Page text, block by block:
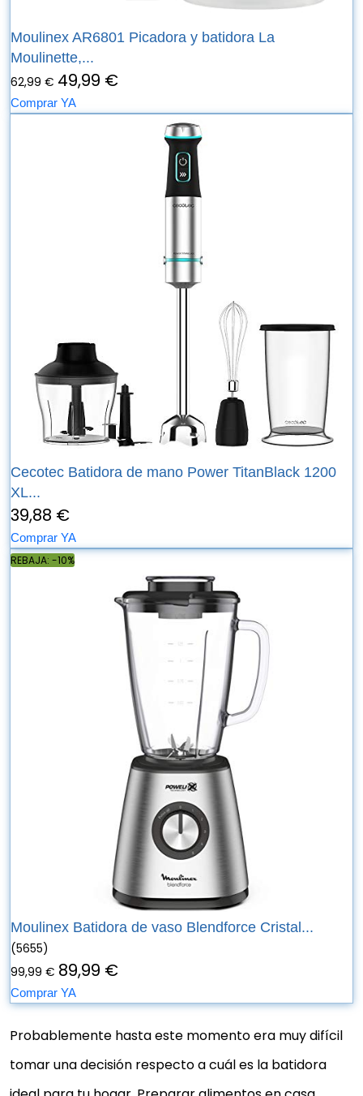
Moulinex AR6801 Picadora y batidora La
Moulinette,...
62,99 € 49,99 €
Comprar YA
Cecotec Batidora de mano Power TitanBlack 1200
XL...
39,88 €
Comprar YA
REBAJA: -10%
Moulinex Batidora de vaso Blendforce Cristal...
(5655)
99,99 € 89,99 €
Comprar YA
Probablemente hasta este momento era muy difícil
tomar una decisión respecto a cuál es la batidora